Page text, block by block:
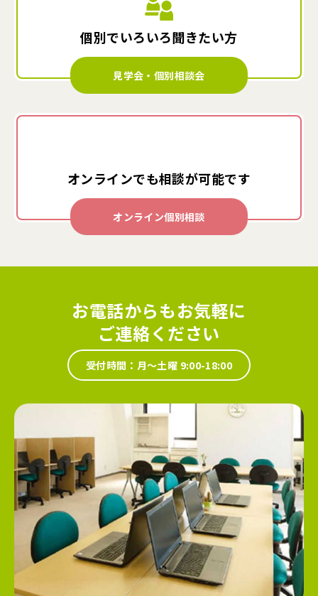
個別でいろいろ聞きたい方
見学会・個別相談会
オンラインでも相談が可能です
オンライン個別相談
お電話からもお気軽に
ご連絡ください
受付時間：月～土曜 9:00-18:00